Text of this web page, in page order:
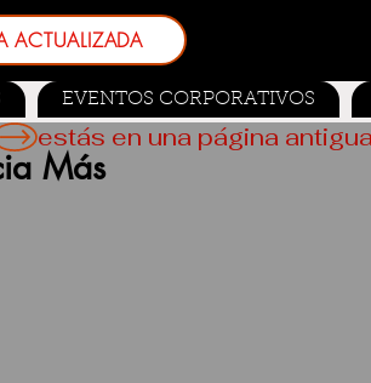
ACTUALIZADA
EVENTOS CORPORATIVOS
Más